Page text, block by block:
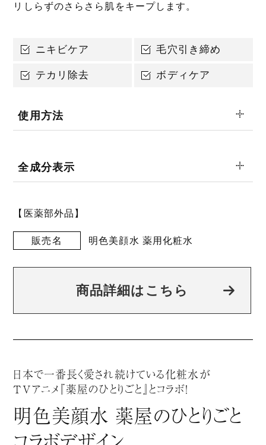
リしらずのさらさら肌をキープします。
ニキビケア 毛穴引き締め
テカリ除去 ボディケア
使用方法
全成分表示
【医薬部外品】
販売名 明色美顔水 薬用化粧水
商品詳細はこちら
日本で一番長く愛され続けている化粧水が
TVアニメ『薬屋のひとりごと』とコラボ！
明色美顔水 薬屋のひとりごと